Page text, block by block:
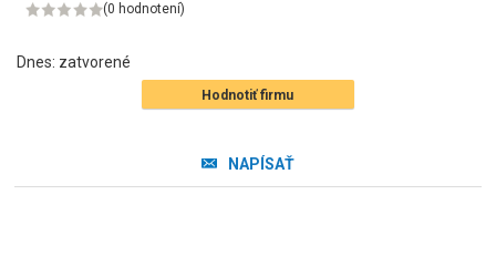
(0 hodnotení)
Dnes: zatvorené
Hodnotiť firmu
NAPÍSAŤ